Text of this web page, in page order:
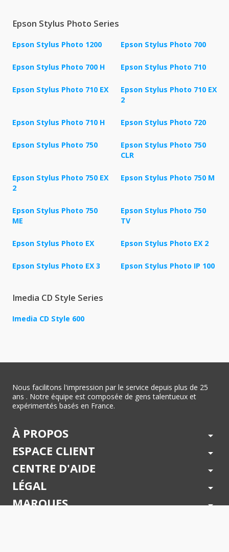
Epson Stylus Photo Series
Epson Stylus Photo 1200 Epson Stylus Photo 700
Epson Stylus Photo 700 H Epson Stylus Photo 710
Epson Stylus Photo 710 EX
Epson Stylus Photo 710 EX
2
Epson Stylus Photo 710 H Epson Stylus Photo 720
Epson Stylus Photo 750
Epson Stylus Photo 750
CLR
Epson Stylus Photo 750 EX
2
Epson Stylus Photo 750 M
Epson Stylus Photo 750
ME
Epson Stylus Photo 750
TV
Epson Stylus Photo EX Epson Stylus Photo EX 2
Epson Stylus Photo EX 3 Epson Stylus Photo IP 100
Imedia CD Style Series
Imedia CD Style 600
Nous facilitons l'impression par le service depuis plus de 25
ans . Notre équipe est composée de gens talentueux et
expérimentés basés en France.
À PROPOS arrow_drop_down
ESPACE CLIENT arrow_drop_down
CENTRE D'AIDE arrow_drop_down
LÉGAL arrow_drop_down
MARQUES arrow_drop_down